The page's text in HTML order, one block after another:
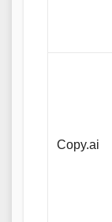
Copy.ai